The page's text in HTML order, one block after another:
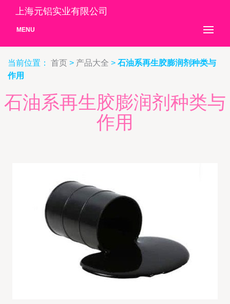
上海元铝实业有限公司
MENU
当前位置： 首页 > 产品大全 > 石油系再生胶膨润剂种类与
作用
石油系再生胶膨润剂种类与
作用